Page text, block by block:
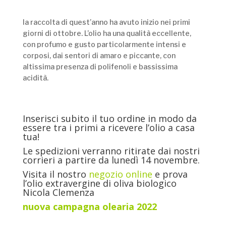
la raccolta di quest’anno ha avuto inizio nei primi
giorni di ottobre. L’olio ha una qualità eccellente,
con profumo e gusto particolarmente intensi e
corposi, dai sentori di amaro e piccante, con
altissima presenza di polifenoli e bassissima
acidità.
Inserisci subito il tuo ordine in modo da
essere tra i primi a ricevere l’olio a casa
tua!
Le spedizioni verranno ritirate dai nostri
corrieri a partire da lunedì 14 novembre.
Visita il nostro negozio online e prova
l’olio extravergine di oliva biologico
Nicola Clemenza
nuova campagna olearia 2022